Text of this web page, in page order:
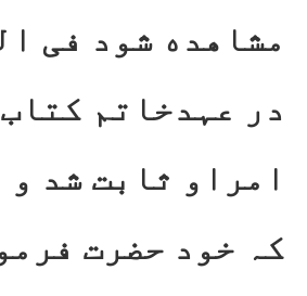
مشاهده شود فی
در عہدخاتم
امراو ثابت شد و
کہ خود حضرت